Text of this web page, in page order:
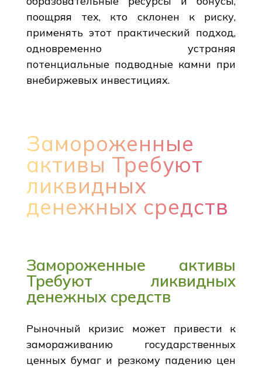
поощряя тех, кто склонен к риску,
применять этот практический подход,
одновременно устраняя
потенциальные подводные камни при
внебиржевых инвестициях.
Замороженные
активы Требуют
ликвидных
денежных средств
Замороженные активы
Требуют ликвидных
денежных средств
Рыночный кризис может привести к
замораживанию государственных
ценных бумаг и резкому падению цен